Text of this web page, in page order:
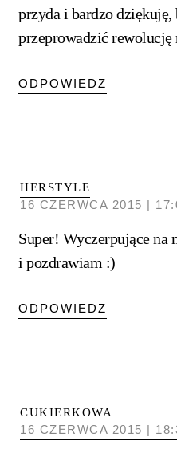
przyda i bardzo dziękuję,
przeprowadzić
ODPOWIEDZ
HERSTYLE
16 CZERWCA 2015 |
Super! Wyczerpujące na
i pozdrawiam :)
ODPOWIEDZ
CUKIERKOWA
16 CZERWCA 2015 |